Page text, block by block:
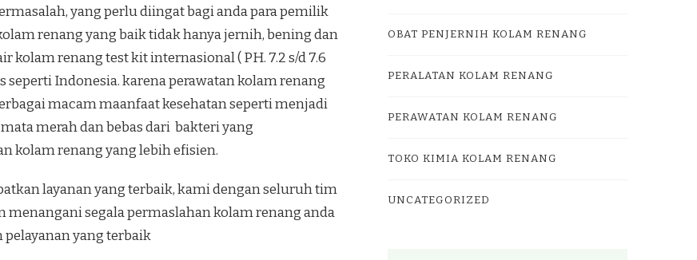
yang perlu diingat bagi anda para pemilik
renang yang baik tidak hanya jernih, bening dan
renang test kit internasional ( PH. 7.2 s/d 7.6
seperti Indonesia. karena perawatan kolam renang
macam maanfaat kesehatan seperti menjadi
merah dan bebas dari bakteri yang
kolam renang yang lebih efisien.
layanan yang terbaik, kami dengan seluruh tim
menangani segala permaslahan kolam renang anda
yang terbaik
OBAT PENJERNIH KOLAM RENANG
PERALATAN KOLAM RENANG
PERAWATAN KOLAM RENANG
TOKO KIMIA KOLAM RENANG
UNCATEGORIZED